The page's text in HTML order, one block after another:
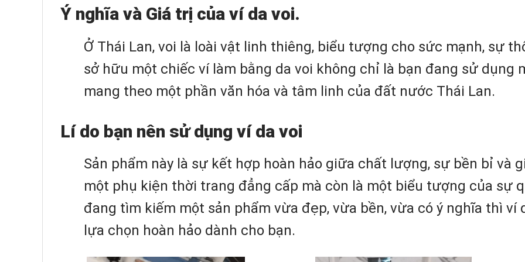
Ý nghĩa và Giá trị của ví da voi.
Ở Thái Lan, voi là loài vật linh thiêng, biểu tượng cho sức mạnh, sự
sở hữu một chiếc ví làm bằng da voi không chỉ là bạn đang sử dụng
mang theo một phần văn hóa và tâm linh của đất nước Thái Lan.
Lí do bạn nên sử dụng ví da voi
Sản phẩm này là sự kết hợp hoàn hảo giữa chất lượng, sự bền bỉ và
một phụ kiện thời trang đẳng cấp mà còn là một biểu tượng của sự
đang tìm kiếm một sản phẩm vừa đẹp, vừa bền, vừa có ý nghĩa thì ví
lựa chọn hoàn hảo dành cho bạn.